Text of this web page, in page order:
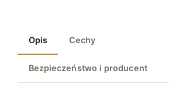
B
O
Opis Cechy
Bezpieczeństwo i producent